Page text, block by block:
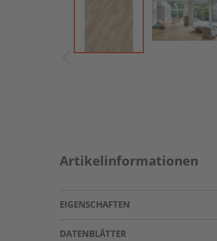
Artikelinformationen
EIGENSCHAFTEN
DATENBLÄTTER